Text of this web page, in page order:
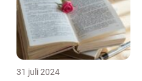
31 juli 2024